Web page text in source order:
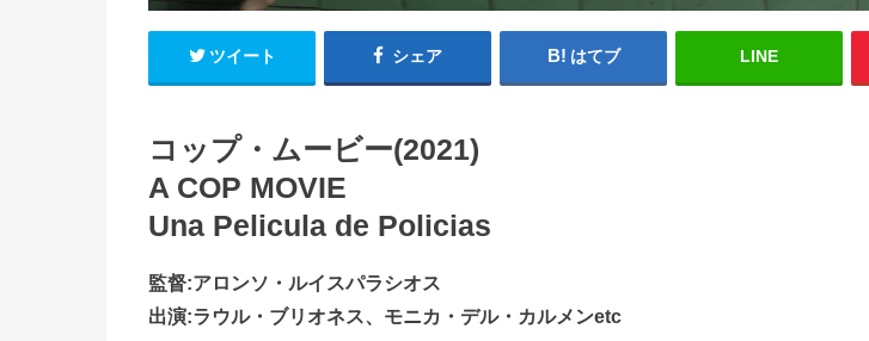
ツイート シェア はてブ LINE
コップ・ムービー(2021)
A COP MOVIE
Una Pelicula de Policias
監督:アロンソ・ルイスパラシオス
出演:ラウル・ブリオネス、モニカ・デル・カルメンetc